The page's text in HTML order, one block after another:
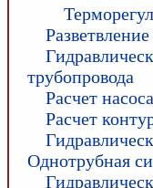
трубопровода
Расчет
Расчет
Однотрубная